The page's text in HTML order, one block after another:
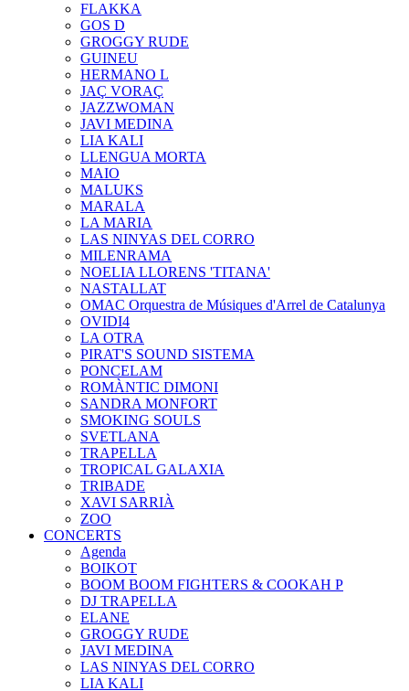
FLAKKA
GOS D
GROGGY RUDE
GUINEU
HERMANO L
JAÇ VORAÇ
JAZZWOMAN
JAVI MEDINA
LIA KALI
LLENGUA MORTA
MAIO
MALUKS
MARALA
LA MARIA
LAS NINYAS DEL CORRO
MILENRAMA
NOELIA LLORENS 'TITANA'
NASTALLAT
OMAC Orquestra de Músiques d'Arrel de Catalunya
OVIDI4
LA OTRA
PIRAT'S SOUND SISTEMA
PONCELAM
ROMÀNTIC DIMONI
SANDRA MONFORT
SMOKING SOULS
SVETLANA
TRAPELLA
TROPICAL GALAXIA
TRIBADE
XAVI SARRIÀ
ZOO
CONCERTS
Agenda
BOIKOT
BOOM BOOM FIGHTERS & COOKAH P
DJ TRAPELLA
ELANE
GROGGY RUDE
JAVI MEDINA
LAS NINYAS DEL CORRO
LIA KALI